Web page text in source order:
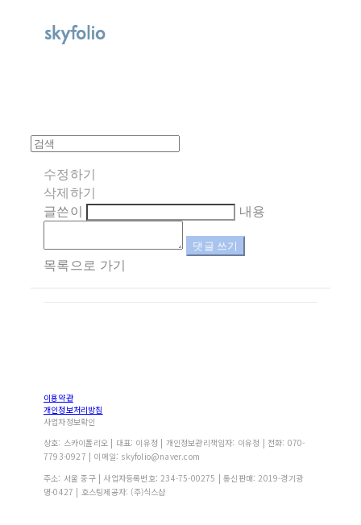
수정하기
삭제하기
글쓴이
내용
댓글 쓰기
목록으로 가기
이용약관
개인정보처리방침
사업자정보확인
상호: 스카이폴리오 | 대표: 이유정 | 개인정보관리책임자: 이유정 | 전화: 070-
7793-0927 | 이메일: skyfolio@naver.com
주소: 서울 중구 | 사업자등록번호: 234-75-00275 | 통신판매: 2019-경기광
명-0427 | 호스팅제공자: (주)식스샵